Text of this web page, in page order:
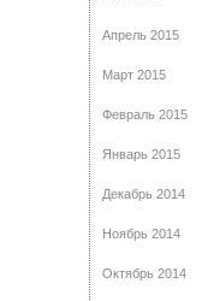
Апрель 2015
Март 2015
Февраль 2015
Январь 2015
Декабрь 2014
Ноябрь 2014
Октябрь 2014